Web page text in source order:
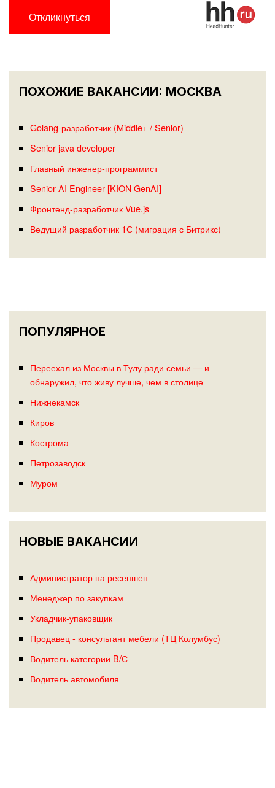
Откликнуться
ПОХОЖИЕ ВАКАНСИИ: МОСКВА
Golang-разработчик (Middle+ / Senior)
Senior java developer
Главный инженер-программист
Senior AI Engineer [KION GenAI]
Фронтенд-разработчик Vue.js
Ведущий разработчик 1С (миграция с Битрикс)
ПОПУЛЯРНОЕ
Переехал из Москвы в Тулу ради семьи — и
обнаружил, что живу лучше, чем в столице
Нижнекамск
Киров
Кострома
Петрозаводск
Муром
НОВЫЕ ВАКАНСИИ
Администратор на ресепшен
Менеджер по закупкам
Укладчик-упаковщик
Продавец - консультант мебели (ТЦ Колумбус)
Водитель категории B/С
Водитель автомобиля